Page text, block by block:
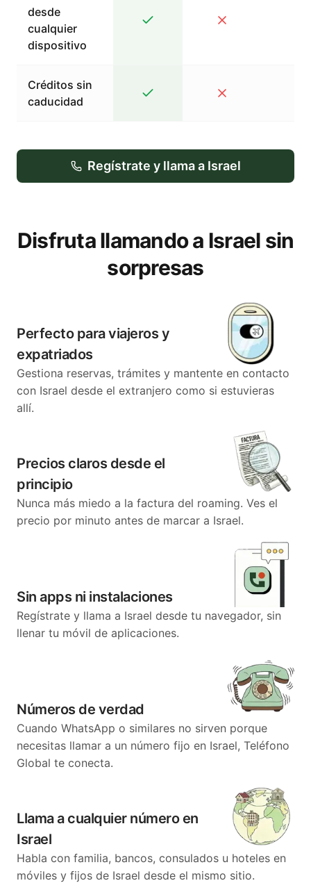
desde
cualquier
dispositivo
Créditos sin
caducidad
Regístrate y llama a Israel
Disfruta llamando a Israel sin
sorpresas
Perfecto para viajeros y
expatriados
Gestiona reservas, trámites y mantente en contacto
con Israel desde el extranjero como si estuvieras
allí.
Precios claros desde el
principio
Nunca más miedo a la factura del roaming. Ves el
precio por minuto antes de marcar a Israel.
Sin apps ni instalaciones
Regístrate y llama a Israel desde tu navegador, sin
llenar tu móvil de aplicaciones.
Números de verdad
Cuando WhatsApp o similares no sirven porque
necesitas llamar a un número fijo en Israel, Teléfono
Global te conecta.
Llama a cualquier número en
Israel
Habla con familia, bancos, consulados u hoteles en
móviles y fijos de Israel desde el mismo sitio.